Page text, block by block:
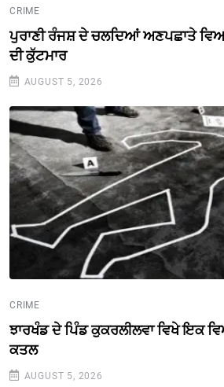
CRIME
ਪੁਰਾਣੀ ਰੰਜਸ਼ ਦੇ ਚਲਦਿਆਂ ਅਣਪਛਾਤੇ
ਦੀ ਕੁੱਟਮਾਰ
AUGUST 5, 2026
CRIME
ਝਾਰਖੰਡ ਦੇ ਪਿੰਡ ਕੁਕਰਲੀਲਵਾ ਵਿਖੇ ਇਕ
ਕਤਲ
AUGUST 5, 2026